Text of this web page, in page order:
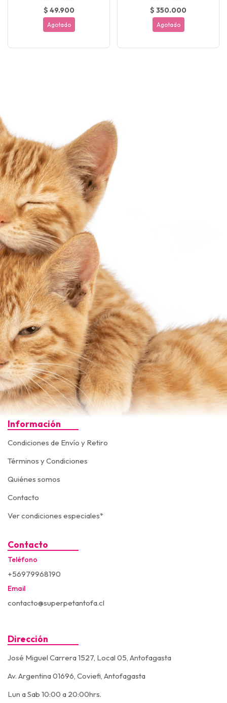
$ 49.900
Agotado
$ 350.000
Agotado
Información
Condiciones de Envío y Retiro
Términos y Condiciones
Quiénes somos
Contacto
Ver condiciones especiales*
Contacto
Teléfono
+56979968190
Email
contacto@superpetantofa.cl
Dirección
José Miguel Carrera 1527, Local 05, Antofagasta
Av. Argentina 01696, Coviefi, Antofagasta
Lun a Sab 10:00 a 20:00hrs.